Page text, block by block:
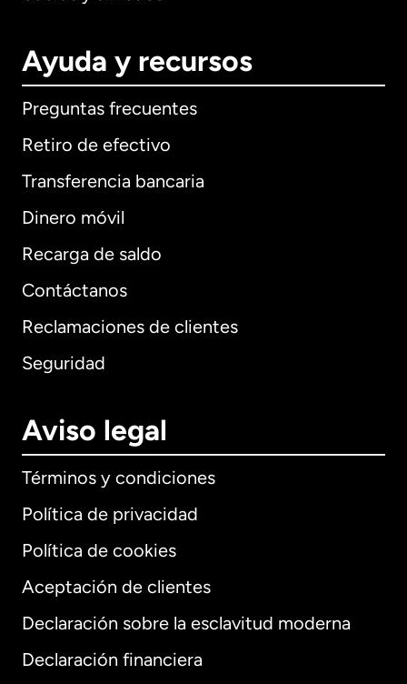
Ayuda y recursos
Preguntas frecuentes
Retiro de efectivo
Transferencia bancaria
Dinero móvil
Recarga de saldo
Contáctanos
Reclamaciones de clientes
Seguridad
Aviso legal
Términos y condiciones
Política de privacidad
Política de cookies
Aceptación de clientes
Declaración sobre la esclavitud moderna
Declaración financiera
Internacional English